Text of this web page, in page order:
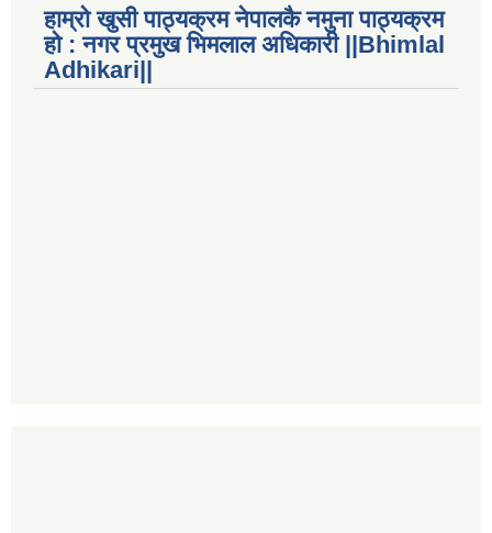
हाम्रो खुसी पाठ्यक्रम नेपालकै नमुना पाठ्यक्रम
हो : नगर प्रमुख भिमलाल अधिकारी ||Bhimlal
Adhikari||